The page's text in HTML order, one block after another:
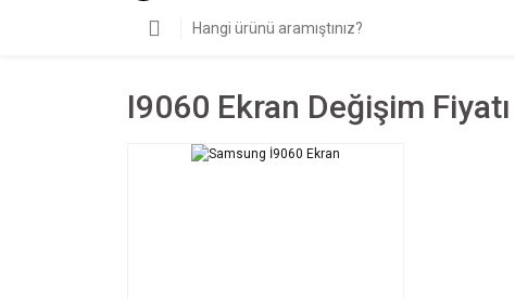
I9060 Ekran Değişim Fiyatı